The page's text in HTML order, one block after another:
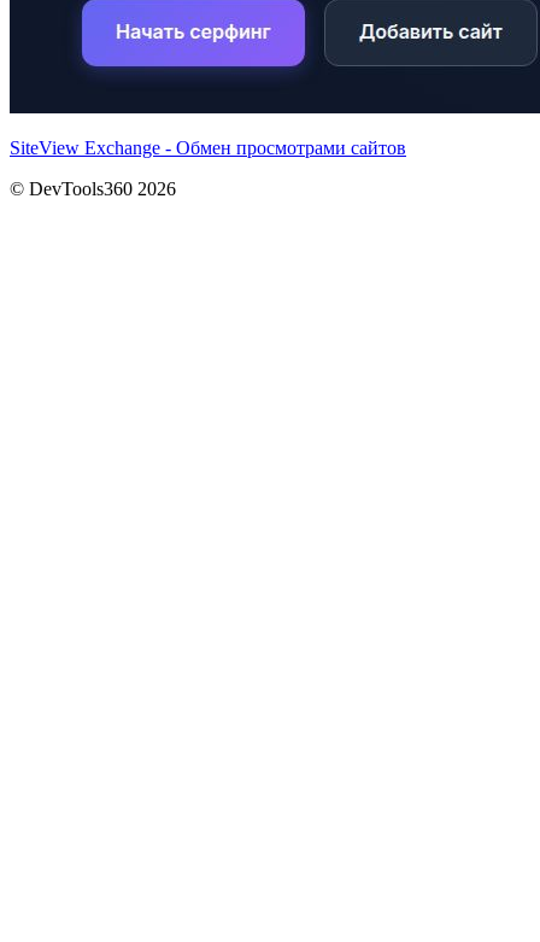
SiteView Exchange - Обмен просмотрами сайтов
© DevTools360 2026